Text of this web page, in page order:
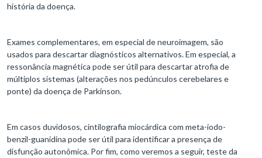
história da doença.
Exames complementares, em especial de neuroimagem, são
usados para descartar diagnósticos alternativos. Em especial, a
ressonância magnética pode ser útil para descartar atrofia de
múltiplos sistemas (alterações nos pedúnculos cerebelares e
ponte) da doença de Parkinson.
Em casos duvidosos, cintilografia miocárdica com meta-iodo-
benzil-guanidina pode ser útil para identificar a presença de
disfunção autonômica. Por fim, como veremos a seguir, teste da